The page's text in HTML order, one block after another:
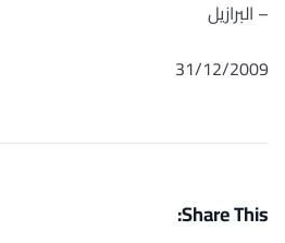
– البرازيل
31/12/2009
Share This: